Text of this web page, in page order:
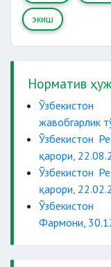
экиш
Норматив
жавобгарлик
Ўзбекистон
қарори,
Ўзбекистон
қарори,
Ўзбекистон
Фармони,